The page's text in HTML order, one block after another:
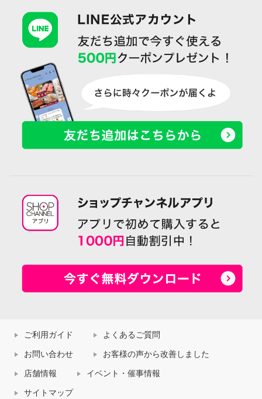
ご利用ガイド よくあるご質問
お問い合わせ お客様の声から改善しました
店舗情報 イベント・催事情報
サイトマップ